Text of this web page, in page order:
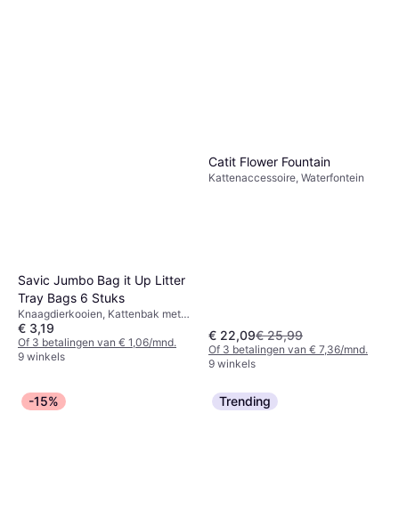
Savic Jumbo Bag it Up Litter
Tray Bags 6 Stuks
Knaagdierkooien, Kattenbak met
kap
€ 3,19
Of 3 betalingen van € 1,06/mnd.
9 winkels
Catit Flower Fountain
Kattenaccessoire, Waterfontein
€ 22,09€ 25,99
Of 3 betalingen van € 7,36/mnd.
9 winkels
-15% Trending